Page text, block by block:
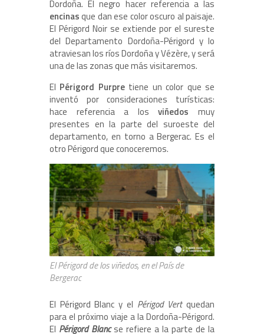
Dordoña. El negro hacer referencia a las
encinasque dan ese color oscuro al paisaje.
El Périgord Noir se extiende por el sureste
del Departamento Dordoña-Périgord y lo
atraviesan los ríos Dordoña y Vézère, y será
una de las zonas que más visitaremos.
El Périgord Purpretiene un color que se
inventó por consideraciones turísticas:
hace referencia a losviñedos muy
presentes en la parte del suroeste del
departamento, en torno a Bergerac. Es el
otro Périgord que conoceremos.
El Périgord de los viñedos, en el País de
Bergerac
El Périgord Blanc y el Périgod Vertquedan
para el próximo viaje a la Dordoña-Périgord.
El Périgord Blanc se refiere a la parte de la